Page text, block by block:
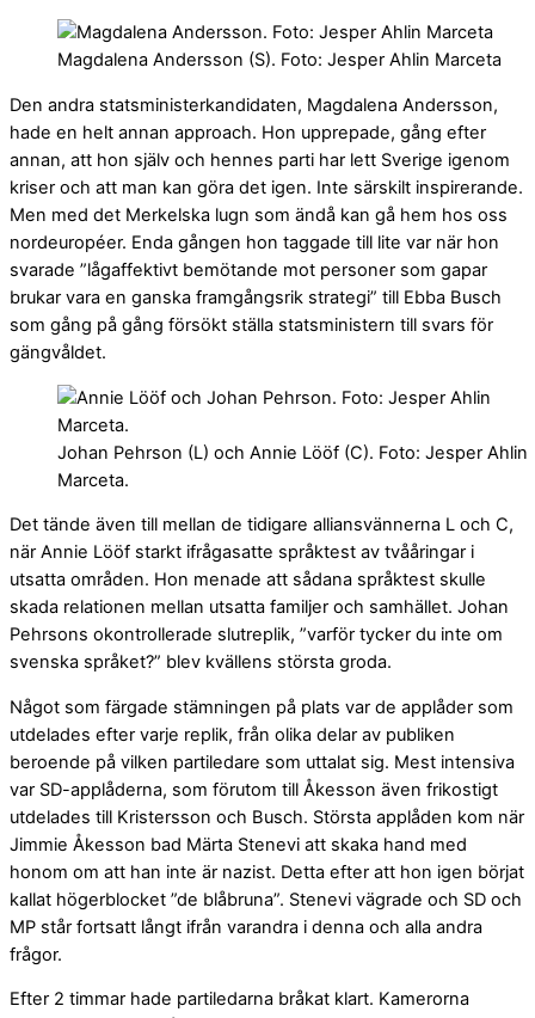
Magdalena Andersson (S). Foto: Jesper Ahlin Marceta
Den andra statsministerkandidaten, Magdalena Andersson,
hade en helt annan approach. Hon upprepade, gång efter
annan, att hon själv och hennes parti har lett Sverige igenom
kriser och att man kan göra det igen. Inte särskilt inspirerande.
Men med det Merkelska lugn som ändå kan gå hem hos oss
nordeuropéer. Enda gången hon taggade till lite var när hon
svarade ”lågaffektivt bemötande mot personer som gapar
brukar vara en ganska framgångsrik strategi” till Ebba Busch
som gång på gång försökt ställa statsministern till svars för
gängvåldet.
Johan Pehrson (L) och Annie Lööf (C). Foto: Jesper Ahlin
Marceta.
Det tände även till mellan de tidigare alliansvännerna L och C,
när Annie Lööf starkt ifrågasatte språktest av tvååringar i
utsatta områden. Hon menade att sådana språktest skulle
skada relationen mellan utsatta familjer och samhället. Johan
Pehrsons okontrollerade slutreplik, ”varför tycker du inte om
svenska språket?” blev kvällens största groda.
Något som färgade stämningen på plats var de applåder som
utdelades efter varje replik, från olika delar av publiken
beroende på vilken partiledare som uttalat sig. Mest intensiva
var SD-applåderna, som förutom till Åkesson även frikostigt
utdelades till Kristersson och Busch. Största applåden kom när
Jimmie Åkesson bad Märta Stenevi att skaka hand med
honom om att han inte är nazist. Detta efter att hon igen börjat
kallat högerblocket ”de blåbruna”. Stenevi vägrade och SD och
MP står fortsatt långt ifrån varandra i denna och alla andra
frågor.
Efter 2 timmar hade partiledarna bråkat klart. Kamerorna